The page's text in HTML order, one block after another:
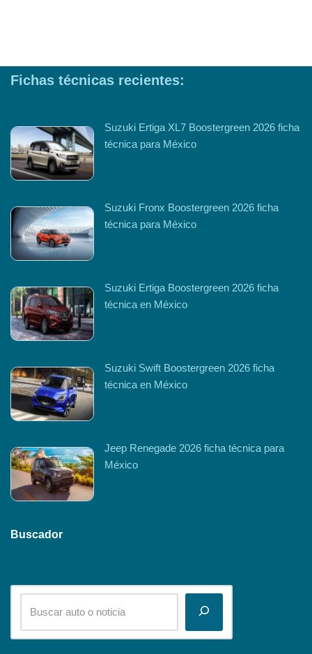
Fichas técnicas recientes:
Suzuki Ertiga XL7 Boostergreen 2026 ficha
técnica para México
Suzuki Fronx Boostergreen 2026 ficha
técnica para México
Suzuki Ertiga Boostergreen 2026 ficha
técnica en México
Suzuki Swift Boostergreen 2026 ficha
técnica en México
Jeep Renegade 2026 ficha técnica para
México
Buscador